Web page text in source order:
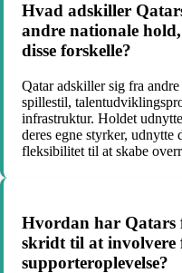
Hvad adskiller
andre nationale
disse forskelle?
Qatar adskiller sig fra
spillestil,
infrastruktur. Holdet
deres egne styrker, udnytte
fleksibilitet til at skabe
Hvordan har Qatars
skridt til at involvere
supporteroplevelse?